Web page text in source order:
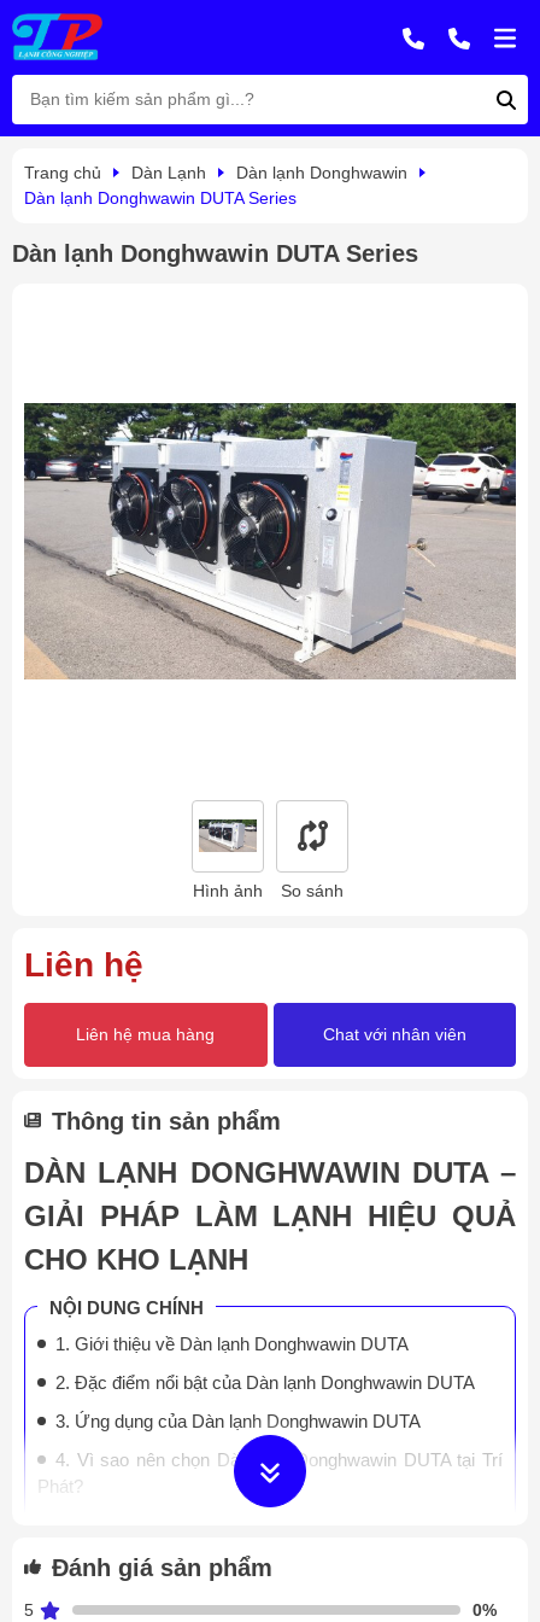
Trang chủ Dàn Lạnh
Dàn lạnh Donghwawin
Dàn lạnh Donghwawin DUTA Series
Dàn lạnh Donghwawin DUTA Series
Hình ảnh So sánh
Liên hệ
Liên hệ mua hàng Chat với nhân viên
Thông tin sản phẩm
DÀN LẠNH DONGHWAWIN DUTA –
GIẢI PHÁP LÀM LẠNH HIỆU QUẢ
CHO KHO LẠNH
NỘI DUNG CHÍNH
1. Giới thiệu về Dàn lạnh Donghwawin DUTA
2. Đặc điểm nổi bật của Dàn lạnh Donghwawin DUTA
3. Ứng dụng của Dàn lạnh Donghwawin DUTA
4. Vì sao nên chọn Dàn lạnh Donghwawin DUTA tại Trí
Phát?
1. Giới thiệu về Dàn lạnh Donghwawin
Đánh giá sản phẩm
5
0%